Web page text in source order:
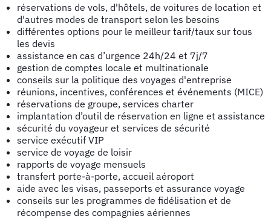
réservations de vols, d'hôtels, de voitures de location et
d'autres modes de transport selon les besoins
différentes options pour le meilleur tarif/taux sur tous
les devis
assistance en cas d’urgence 24h/24 et 7j/7
gestion de comptes locale et multinationale
conseils sur la politique des voyages d'entreprise
réunions, incentives, conférences et événements (MICE)
réservations de groupe, services charter
implantation d’outil de réservation en ligne et assistance
sécurité du voyageur et services de sécurité
service exécutif VIP
service de voyage de loisir
rapports de voyage mensuels
transfert porte-à-porte, accueil aéroport
aide avec les visas, passeports et assurance voyage
conseils sur les programmes de fidélisation et de
récompense des compagnies aériennes